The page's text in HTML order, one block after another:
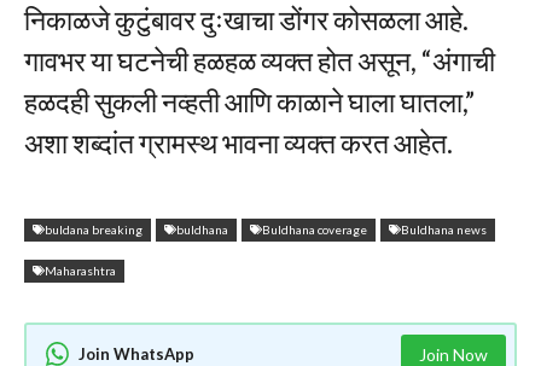
निकाळजे कुटुंबावर दुःखाचा डोंगर कोसळला आहे.
गावभर या घटनेची हळहळ व्यक्त होत असून, “अंगाची
हळदही सुकली नव्हती आणि काळाने घाला घातला,”
अशा शब्दांत ग्रामस्थ भावना व्यक्त करत आहेत.
buldana breaking buldhana Buldhana coverage Buldhana news
Maharashtra
Join WhatsApp Join Now